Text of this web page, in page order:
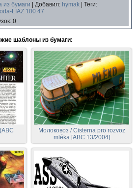
из бумаги Добавил: hymak Теги:
LIAZ 100.47
: 0
шаблоны из бумаги:
Молоковоз / Cisterna pro rozvoz
mléka [ABC 13/2004]